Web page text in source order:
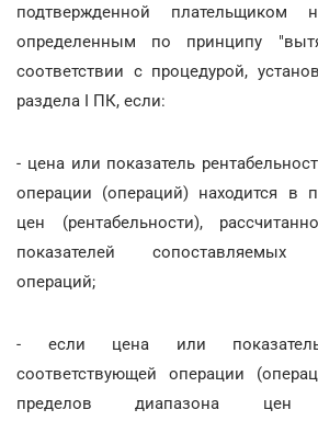
подтвержденной плательщиком
определенным по принципу
соответствии с процедурой,
раздела I ПК, если:
- цена или показатель
операции (операций) находится в
цен (рентабельности),
показателей сопоставляемых
операций;
- если цена или показатель
соответствующей операции
пределов диапазона цен